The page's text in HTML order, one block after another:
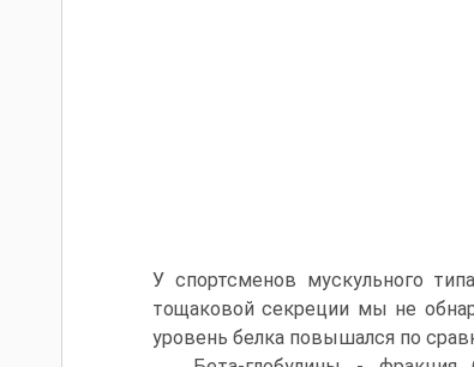
У спортсменов мускульного
тощаковой секреции мы не
уровень белка повышался по